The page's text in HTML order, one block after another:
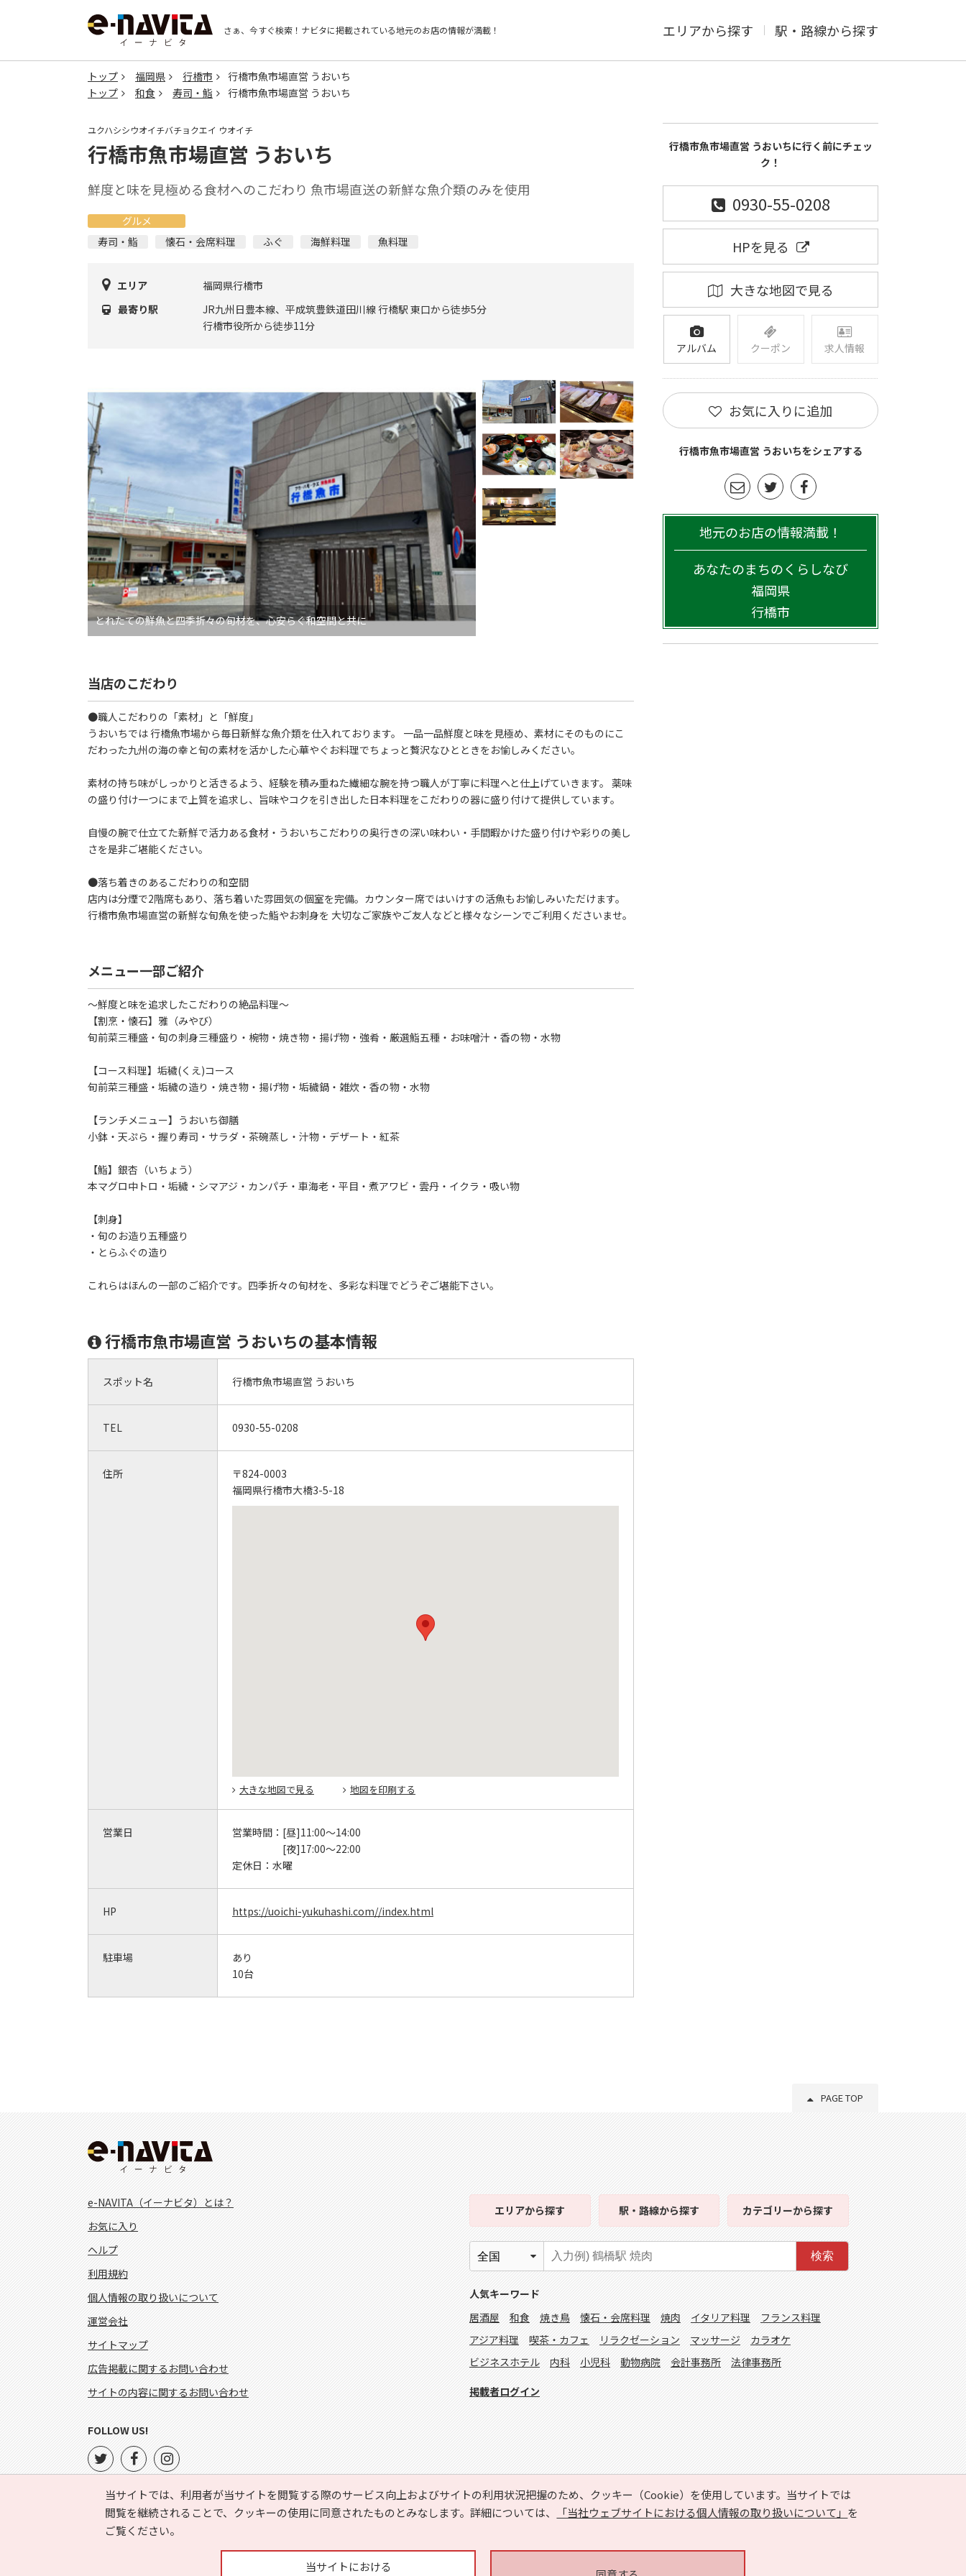
さぁ、今すぐ検索！ ナビタに掲載されている地元のお店の情報が満載！ エリアから探す 駅・路線から探す
トップ 福岡県 行橋市
行橋市魚市場直営 うおいち
トップ
和食 寿司・鮨 行橋市魚市場直営 うおいち
ユクハシシウオイチバチョクエイ ウオイチ
行橋市魚市場直営 うおいち
鮮度と味を見極める食材へのこだわり 魚市場直送の新鮮な魚介類のみを使用
グルメ
寿司・鮨
懐石・会席料理 ふぐ 海鮮料理 魚料理
エリア
福岡県行橋市
最寄り駅
JR九州日豊本線、平成筑豊鉄道田川線 行橋駅 東口から徒歩5分
行橋市役所から徒歩11分
とれたての鮮魚と四季折々の旬材を、心安らぐ和空間と共に
当店のこだわり
●職人こだわりの「素材」と「鮮度」
うおいちでは 行橋魚市場から毎日新鮮な魚介類を仕入れております。 一品一品鮮度と味を見極め、素材にそのものにこ
だわった九州の海の幸と旬の素材を活かした心華やぐお料理でちょっと贅沢なひとときをお愉しみください。
素材の持ち味がしっかりと活きるよう、経験を積み重ねた繊細な腕を持つ職人が丁寧に料理へと仕上げていきます。 薬味
の盛り付け一つにまで上質を追求し、旨味やコクを引き出した日本料理をこだわりの器に盛り付けて提供しています。
自慢の腕で仕立てた新鮮で活力ある食材・うおいちこだわりの奥行きの深い味わい・手間暇かけた盛り付けや彩りの美し
さを是非ご堪能ください。
●落ち着きのあるこだわりの和空間
店内は分煙で2階席もあり、落ち着いた雰囲気の個室を完備。カウンター席ではいけすの活魚もお愉しみいただけます。
行橋市魚市場直営の新鮮な旬魚を使った鮨やお刺身を 大切なご家族やご友人などと様々なシーンでご利用くださいませ。
メニュー一部ご紹介
～鮮度と味を追求したこだわりの絶品料理～
【割烹・懐石】雅（みやび）
旬前菜三種盛・旬の刺身三種盛り・椀物・焼き物・揚げ物・強肴・厳選鮨五種・お味噌汁・香の物・水物
【コース料理】垢穢(くえ)コース
旬前菜三種盛・垢穢の造り・焼き物・揚げ物・垢穢鍋・雑炊・香の物・水物
【ランチメニュー】うおいち御膳
小鉢・天ぷら・握り寿司・サラダ・茶碗蒸し・汁物・デザート・紅茶
【鮨】銀杏（いちょう）
本マグロ中トロ・垢穢・シマアジ・カンパチ・車海老・平目・煮アワビ・雲丹・イクラ・吸い物
【刺身】
・旬のお造り五種盛り
・とらふぐの造り
これらはほんの一部のご紹介です。四季折々の旬材を、多彩な料理でどうぞご堪能下さい。
行橋市魚市場直営 うおいちの基本情報
スポット名 行橋市魚市場直営 うおいち
TEL 0930-55-0208
住所
〒824-0003
福岡県行橋市大橋3-5-18
大きな地図で見る 地図を印刷する
営業日 営業時間： [昼]11:00～14:00
[夜]17:00～22:00
定休日： 水曜
HP https://uoichi-yukuhashi.com//index.html
駐車場
あり
10台
行橋市魚市場直営 うおいちに行く前にチェッ
ク！
0930-55-0208
HPを見る
大きな地図で見る
アルバム クーポン 求人情報
お気に入りに追加
行橋市魚市場直営 うおいちをシェアする
地元のお店の情報満載！
あなたのまちのくらしなび
福岡県
行橋市
PAGE TOP
当サイトでは、利用者が当サイトを閲覧する際のサービス向上およびサイトの利用状況把握のため、クッキー（Cookie）を使用しています。当サイトでは
閲覧を継続されることで、クッキーの使用に同意されたものとみなします。詳細については、
「当社ウェブサイトにおける個人情報の取り扱いについて」 を
ご覧ください。
当サイトにおける
e-NAVITA（イーナビタ）とは？
お気に入り
ヘルプ
利用規約
個人情報の取り扱いについて
運営会社
サイトマップ
広告掲載に関するお問い合わせ
サイトの内容に関するお問い合わせ
エリアから探す 駅・路線から探す カテゴリーから探す
検索
人気キーワード
居酒屋
和食 焼き鳥 懐石・会席料理 焼肉 イタリア料理
フランス料理
アジア料理
喫茶・カフェ リラクゼーション マッサージ
カラオケ
ビジネスホテル
内科 小児科 動物病院 会計事務所 法律事務所
掲載者ログイン
FOLLOW US!
Copyright © HYOJITO.Co.,Ltd. All Rights Reserved.